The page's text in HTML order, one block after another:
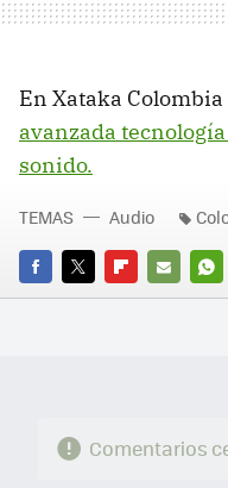
En Xataka Colombia
avanzada
sonido.
FACEBOOK
TWITTERFLIPBOARD
E-
TEMAS Audio
Comentarios